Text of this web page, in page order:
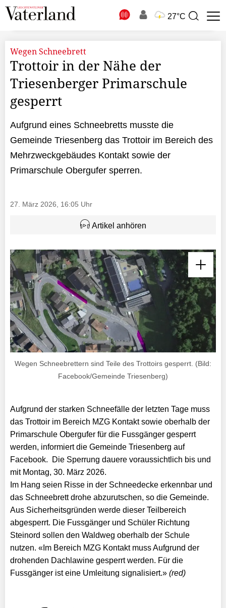
27°C
Suchbegriff
Wegen Schneebrett
Trottoir in der Nähe der
Triesenberger Primarschule
gesperrt
Aufgrund eines Schneebretts musste die
Gemeinde Triesenberg das Trottoir im Bereich des
Mehrzweckgebäudes Kontakt sowie der
Primarschule Obergufer sperren.
27. März 2026, 16:05 Uhr
Artikel anhören
Wegen Schneebrettern sind Teile des Trottoirs gesperrt. (Bild:
Facebook/Gemeinde Triesenberg)
Aufgrund der starken Schneefälle der letzten Tage muss
das Trottoir im Bereich MZG Kontakt sowie oberhalb der
Primarschule Obergufer für die Fussgänger gesperrt
werden, informiert die Gemeinde Triesenberg auf
Facebook. Die Sperrung dauere voraussichtlich bis und
mit Montag, 30. März 2026.
Im Hang seien Risse in der Schneedecke erkennbar und
das Schneebrett drohe abzurutschen, so die Gemeinde.
Aus Sicherheitsgründen werde dieser Teilbereich
abgesperrt. Die Fussgänger und Schüler Richtung
Steinord sollen den Waldweg oberhalb der Schule
nutzen. «Im Bereich MZG Kontakt muss Aufgrund der
drohenden Dachlawine gesperrt werden. Für die
Fussgänger ist eine Umleitung signalisiert.» (red)